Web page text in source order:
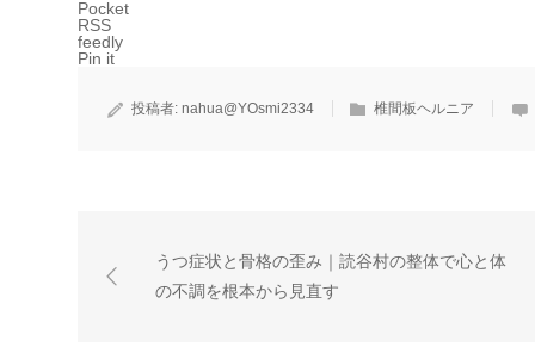
Pocket
RSS
feedly
Pin it
投稿者: nahua@YOsmi2334 椎間板ヘルニア
うつ症状と骨格の歪み｜読谷村の整体で心と体
の不調を根本から見直す